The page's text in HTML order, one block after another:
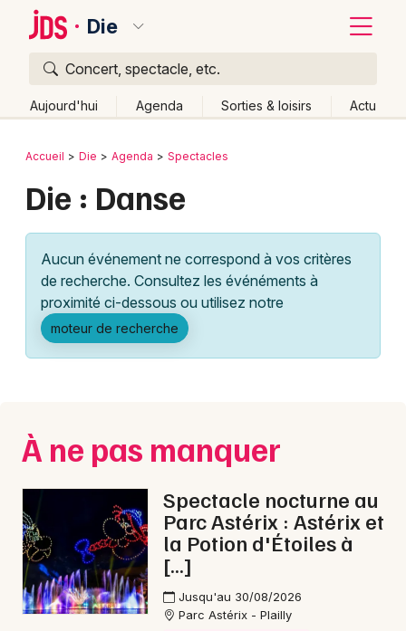
Die
Concert, spectacle, etc.
Aujourd'hui Agenda Sorties & loisirs Actu
Publier un événement
Grands événements
Activité & Expérience
Manifestations
Spectacles
Concerts
Soirées
Sorties famille
Bordeaux
Lille
Lyon
Marseille
Nantes
Nice
Paris
Strasbourg
Toulouse
Retour
Accueil Die Agenda Spectacles
Die : Danse
Aucun événement ne correspond à vos critères
de recherche. Consultez les événéments à
proximité ci-dessous ou utilisez notre
moteur de recherche
À ne pas manquer
Spectacle nocturne au
Parc Astérix : Astérix et
la Potion d'Étoiles à
[…]
Jusqu'au 30/08/2026
Parc Astérix - Plailly
Quoi ?
Où ?
Près de moi
Changer de lieu
Quand ?
Ce week-end